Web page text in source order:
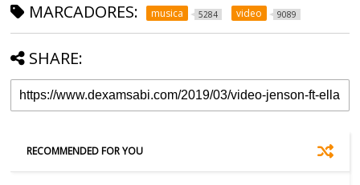
MARCADORES: musica 5284 video 9089
SHARE:
RECOMMENDED FOR YOU